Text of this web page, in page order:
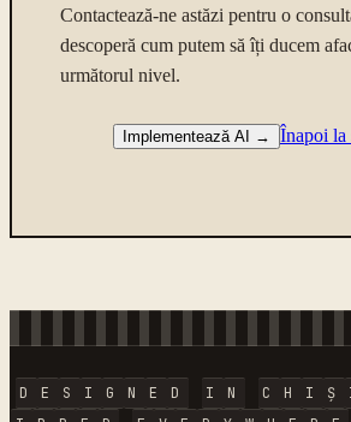
Contactează-ne astăzi pentru o
descoperă cum putem să îți ducem
următorul nivel.
Implementează AI → Înapoi la
D E S I G N E D I N C H I Ș